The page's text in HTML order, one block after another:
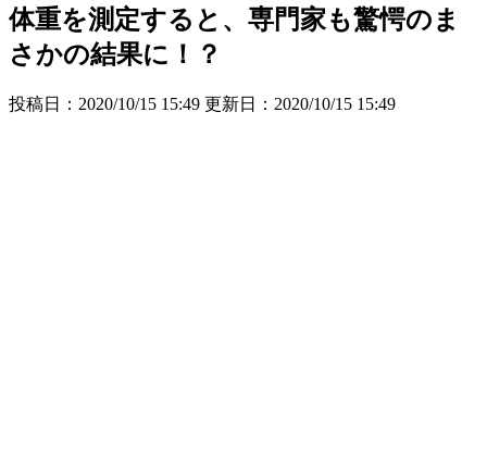
体重を測定すると、専門家も驚愕のま
さかの結果に！？
投稿日：2020/10/15 15:49 更新日： 2020/10/15 15:49